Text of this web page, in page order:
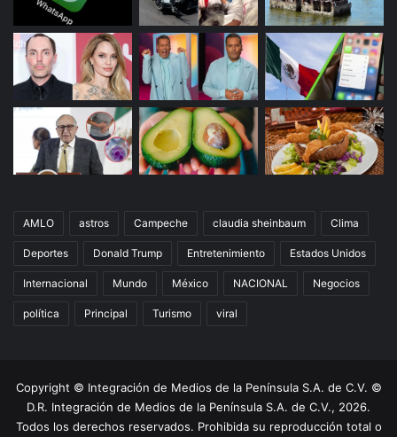
AMLO astros Campeche claudia sheinbaum Clima
Deportes Donald Trump Entretenimiento Estados Unidos
Internacional Mundo México NACIONAL Negocios
política Principal Turismo viral
Copyright © Integración de Medios de la Península S.A. de C.V. ©
D.R. Integración de Medios de la Península S.A. de C.V., 2026.
Todos los derechos reservados. Prohibida su reproducción total o